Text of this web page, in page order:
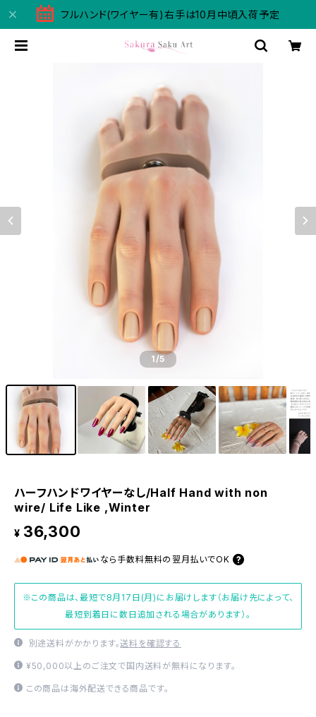
フルハンド(ワイヤー有)右手は10月中頃入荷予定
1/5
ハーフハンドワイヤーなし/Half Hand with non
wire/ Life Like ,Winter
¥ 36,300
なら 手数料無料の 翌月払いでOK
※この商品は、最短で8月17日(月)にお届けします（お届け先によって、
最短到着日に数日追加される場合があります）。
別途送料がかかります。送料を確認する
¥50,000以上のご注文で国内送料が無料になります。
この商品は海外配送できる商品です。